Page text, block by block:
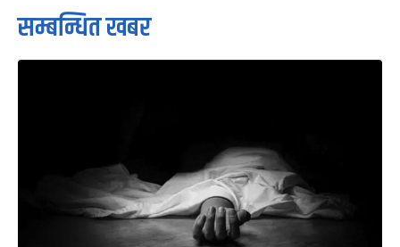
सम्बन्धित खबर